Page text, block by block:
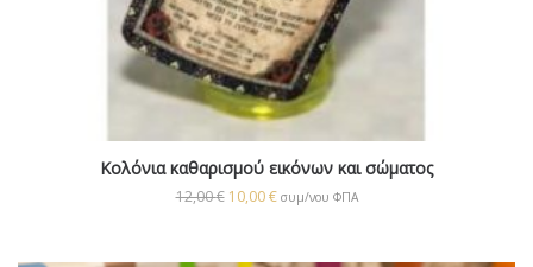
Κολόνια καθαρισμού εικόνων και σώματος
12,00€ 10,00€ συμ/νου ΦΠΑ